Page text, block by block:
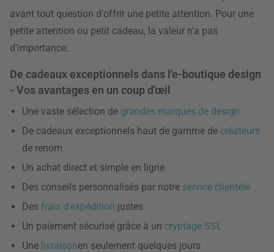
avant tout question d'offrir une petite attention. Pour une
petite attention ou petit cadeau, la valeur n'a pas
d'importance.
De cadeaux exceptionnels dans l'e-boutique design
- Vos avantages en un coup d'œil
Une vaste sélection de grandes marques de design
De cadeaux exceptionnels haut de gamme de créateurs
de renom
Un achat direct et simple en ligne
Des conseils personnalisés par notre service clientèle
Des frais d'expédition justes
Un paiement sécurisé grâce à un cryptage SSL
Une livraisonen seulement quelques jours